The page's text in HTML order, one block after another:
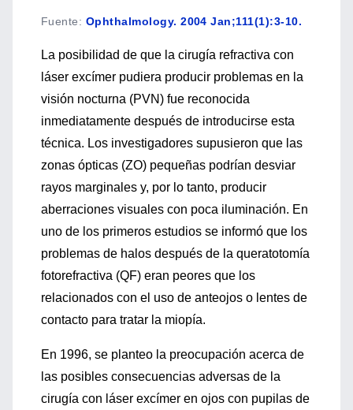
Fuente: Ophthalmology. 2004 Jan;111(1):3-10.
La posibilidad de que la cirugía refractiva con
láser excímer pudiera producir problemas en la
visión nocturna (PVN) fue reconocida
inmediatamente después de introducirse esta
técnica. Los investigadores supusieron que las
zonas ópticas (ZO) pequeñas podrían desviar
rayos marginales y, por lo tanto, producir
aberraciones visuales con poca iluminación. En
uno de los primeros estudios se informó que los
problemas de halos después de la queratotomía
fotorefractiva (QF) eran peores que los
relacionados con el uso de anteojos o lentes de
contacto para tratar la miopía.
En 1996, se planteo la preocupación acerca de
las posibles consecuencias adversas de la
cirugía con láser excímer en ojos con pupilas de